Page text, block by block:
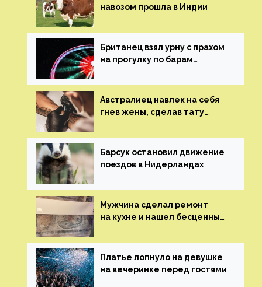
навозом прошла в Индии
Британец взял урну с прахом
на прогулку по барам
Австралиец навлек на себя
гнев жены, сделав тату
Барсук остановил движение
поездов в Нидерландах
Мужчина сделал ремонт
на кухне и нашел бесценные
Платье лопнуло на девушке
на вечеринке перед гостями